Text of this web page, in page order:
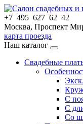
+7 495 627 62 42
Москва, Проспект
карта проезда
Наш каталог
Свадебные
С
С
Со